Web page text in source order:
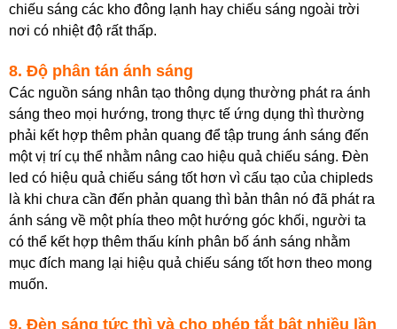
chiếu sáng các kho đông lạnh hay chiếu sáng ngoài trời
nơi có nhiệt độ rất thấp.
8. Độ phân tán ánh sáng
Các nguồn sáng nhân tạo thông dụng thường phát ra ánh
sáng theo mọi hướng, trong thực tế ứng dụng thì thường
phải kết hợp thêm phản quang để tập trung ánh sáng đến
một vị trí cụ thể nhằm nâng cao hiệu quả chiếu sáng. Đèn
led có hiệu quả chiếu sáng tốt hơn vì cấu tạo của chipleds
là khi chưa cần đến phản quang thì bản thân nó đã phát ra
ánh sáng về một phía theo một hướng góc khối, người ta
có thể kết hợp thêm thấu kính phân bố ánh sáng nhằm
mục đích mang lại hiệu quả chiếu sáng tốt hơn theo mong
muốn.
9. Đèn sáng tức thì và cho phép tắt bật nhiều lần